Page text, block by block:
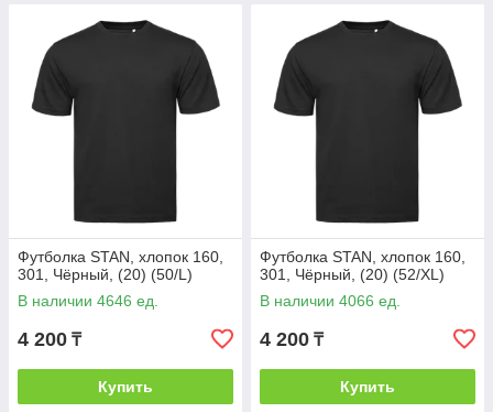
Футболка STAN, хлопок 160,
301, Чёрный, (20) (50/L)
В наличии 4646 ед.
4 200 ₸
Купить
Футболка STAN, хлопок 160,
301, Чёрный, (20) (52/XL)
В наличии 4066 ед.
4 200 ₸
Купить